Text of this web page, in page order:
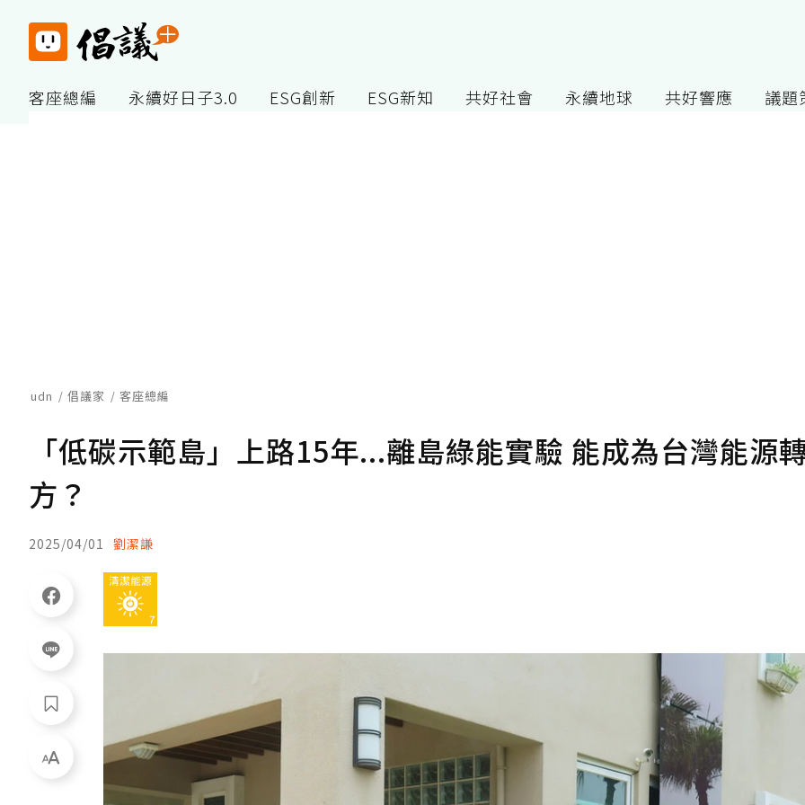
客座總編 永續好日子3.0 ESG創新 ESG新知 共好社會 永續地球 共好響應 議題
udn 倡議家 客座總編
「低碳示範島」上路15年...離島綠能實驗 能成為台灣能源
方？
2025/04/01 劉潔謙